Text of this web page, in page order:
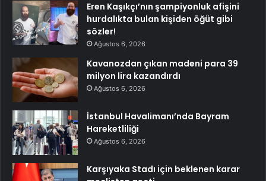
Eren Kaşıkçı’nın şampiyonluk afişini
hurdalıkta bulan kişiden öğüt gibi
sözler!
Ağustos 6, 2026
Kavanozdan çıkan madeni para 39
milyon lira kazandırdı
Ağustos 6, 2026
İstanbul Havalimanı’nda Bayram
Hareketliliği
Ağustos 6, 2026
Karşıyaka Stadı için beklenen karar